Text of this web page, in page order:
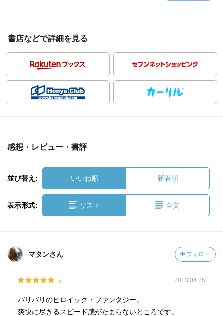
書店などで詳細を見る
感想・レビュー・書評
並び替え: いいね順 新着順
表示形式: リスト 全文
マタンさん フォロー
5 2013.04.25
バリバリのヒロイック・ファンタジー。
爽快に尽きるスピード感がたまらないところです。